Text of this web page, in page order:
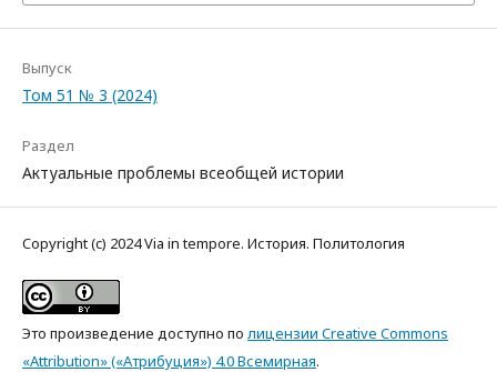
Выпуск
Том 51 № 3 (2024)
Раздел
Актуальные проблемы всеобщей истории
Copyright (c) 2024 Via in tempore. История. Политология
Это произведение доступно по лицензии Creative Commons
«Attribution» («Атрибуция») 4.0 Всемирная.